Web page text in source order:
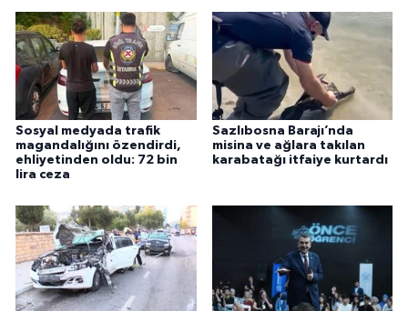
Sosyal medyada trafik
magandalığını özendirdi,
ehliyetinden oldu: 72 bin
lira ceza
Sazlıbosna Barajı’nda
misina ve ağlara takılan
karabatağı itfaiye kurtardı